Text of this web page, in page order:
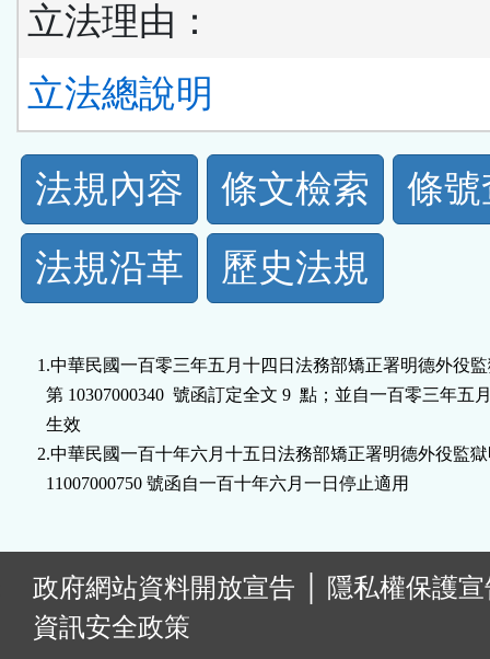
立法理由：
立法總說明
法
規
功
按
鈕
法規內容 條文檢索
條
法規沿革
歷史法規
1.中華民國一百零三年五月十四日法務部矯正署明德外役
第 10307000340  號函訂定全文 9  點；並自一百零三年五
  生效
2.中華民國一百十年六月十五日法務部矯正署明德外役監
  11007000750 號函自一百十年六月一日停止適用
政府網站資料開放宣告
隱私權保護
資訊安全政策